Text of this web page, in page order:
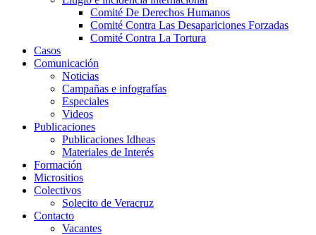
Comité De Derechos Humanos​
Comité Contra Las Desapariciones Forzadas
Comité Contra La Tortura​
Casos
Comunicación
Noticias
Campañas e infografías
Especiales
Videos
Publicaciones
Publicaciones Idheas
Materiales de Interés
Formación
Micrositios
Colectivos
Solecito de Veracruz
Contacto
Vacantes